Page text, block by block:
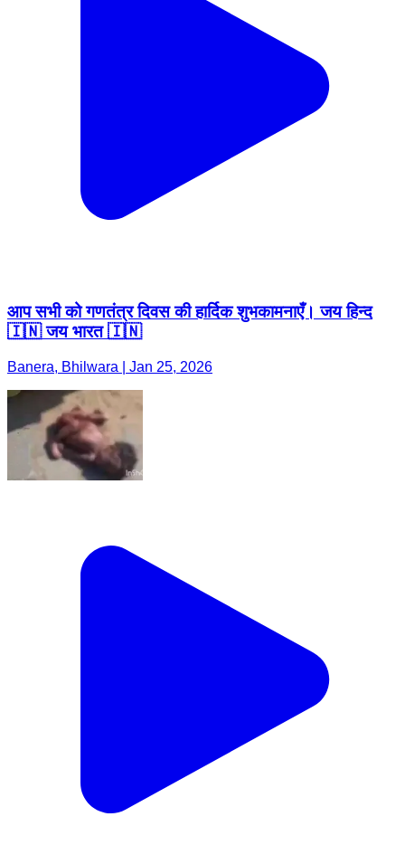
आप सभी को गणतंत्र दिवस की हार्दिक शुभकामनाएँ। जय हिन्द
🇮🇳 जय भारत 🇮🇳
Banera, Bhilwara | Jan 25, 2026